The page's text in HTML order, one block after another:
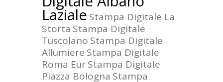
Laziale Stampa Digitale La
Storta Stampa Digitale
Tuscolano Stampa Digitale
Allumiere Stampa Digitale
Roma EurStampa Digitale
Piazza Bologna Stampa